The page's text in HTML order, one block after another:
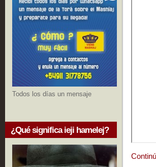
Todos los días un mensaje
¿Qué significa ieji hamelej?